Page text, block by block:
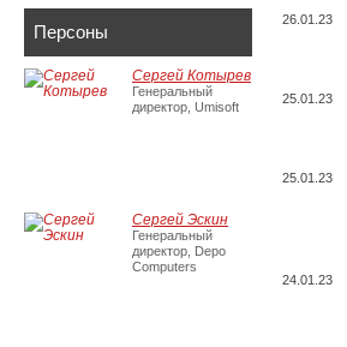
26.01.23
25.01.23
25.01.23
24.01.23
Персоны
Сергей Котырев
Генеральный
директор, Umisoft
Сергей Эскин
Генеральный
директор, Depo
Computers